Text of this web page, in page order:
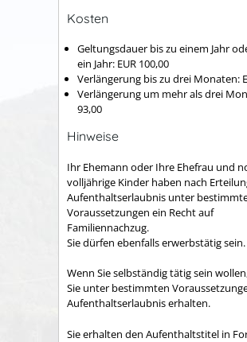
Kosten
Geltungsdauer bis zu einem Jahr
ein Jahr: EUR 100,00
Verlängerung bis zu drei Monaten:
Verlängerung um mehr als drei
93,00
Hinweise
Ihr Ehemann oder Ihre Ehefrau und
volljährige Kinder haben nach
Aufenthaltserlaubnis unter
Voraussetzungen ein Recht auf
Familiennachzug.
Sie dürfen ebenfalls erwerbstätig sein.
Wenn Sie selbständig tätig sein
Sie unter bestimmten
Aufenthaltserlaubnis erhalten.
Sie erhalten den Aufenthaltstitel in